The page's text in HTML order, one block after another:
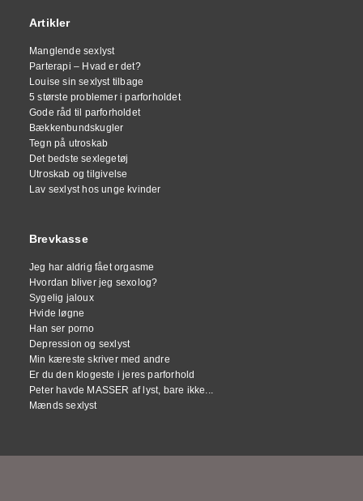
Artikler
Manglende sexlyst
Parterapi – Hvad er det?
Louise sin sexlyst tilbage
5 største problemer i parforholdet
Gode råd til parforholdet
Bækkenbundskugler
Tegn på utroskab
Det bedste sexlegetøj
Utroskab og tilgivelse
Lav sexlyst hos unge kvinder
Brevkasse
Jeg har aldrig fået orgasme
Hvordan bliver jeg sexolog?
Sygelig jaloux
Hvide løgne
Han ser porno
Depression og sexlyst
Min kæreste skriver med andre
Er du den klogeste i jeres parforhold
Peter havde MASSER af lyst, bare ikke...
Mænds sexlyst